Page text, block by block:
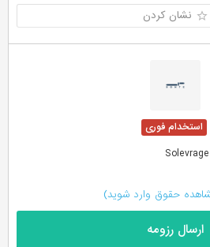
نشان کردن
حقوق وارد شوید)
ارسال رزومه